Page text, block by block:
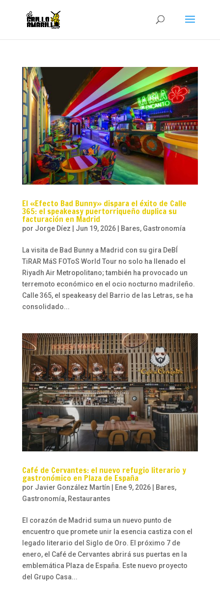
El «Efecto Bad Bunny» dispara el éxito de Calle
365: el speakeasy puertorriqueño duplica su
facturación en Madrid
por Jorge Díez Jun 19, 2026| Bares, Gastronomía
La visita de Bad Bunny a Madrid con su gira DeBÍ
TiRAR MáS FOToS World Tour no solo ha llenado el
Riyadh Air Metropolitano; también ha provocado un
terremoto económico en el ocio nocturno madrileño.
Calle 365, el speakeasy del Barrio de las Letras, se ha
consolidado...
Café de Cervantes: el nuevo refugio literario y
gastronómico en Plaza de España
por Javier González Martín | Ene 9, 2026| Bares,
Gastronomía, Restaurantes
El corazón de Madrid suma un nuevo punto de
encuentro que promete unir la esencia castiza con el
legado literario del Siglo de Oro. El próximo 7 de
enero, el Café de Cervantes abrirá sus puertas en la
emblemática Plaza de España. Este nuevo proyecto
del Grupo Casa...